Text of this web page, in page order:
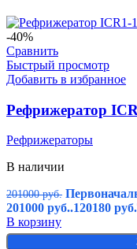
-40%
Сравнить
Быстрый просмотр
Добавить в избранное
Рефрижератор
Рефрижераторы
В наличии
201000руб.
201000 руб..120180 руб.
В корзину